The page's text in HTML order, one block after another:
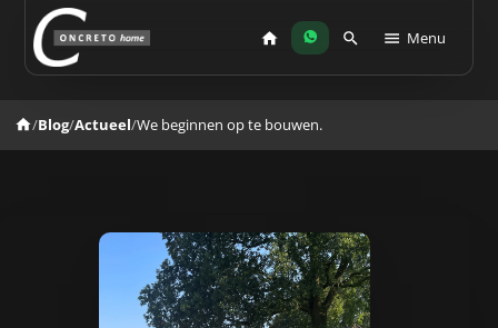
Menu
/Blog/Actueel/We beginnen op te bouwen.